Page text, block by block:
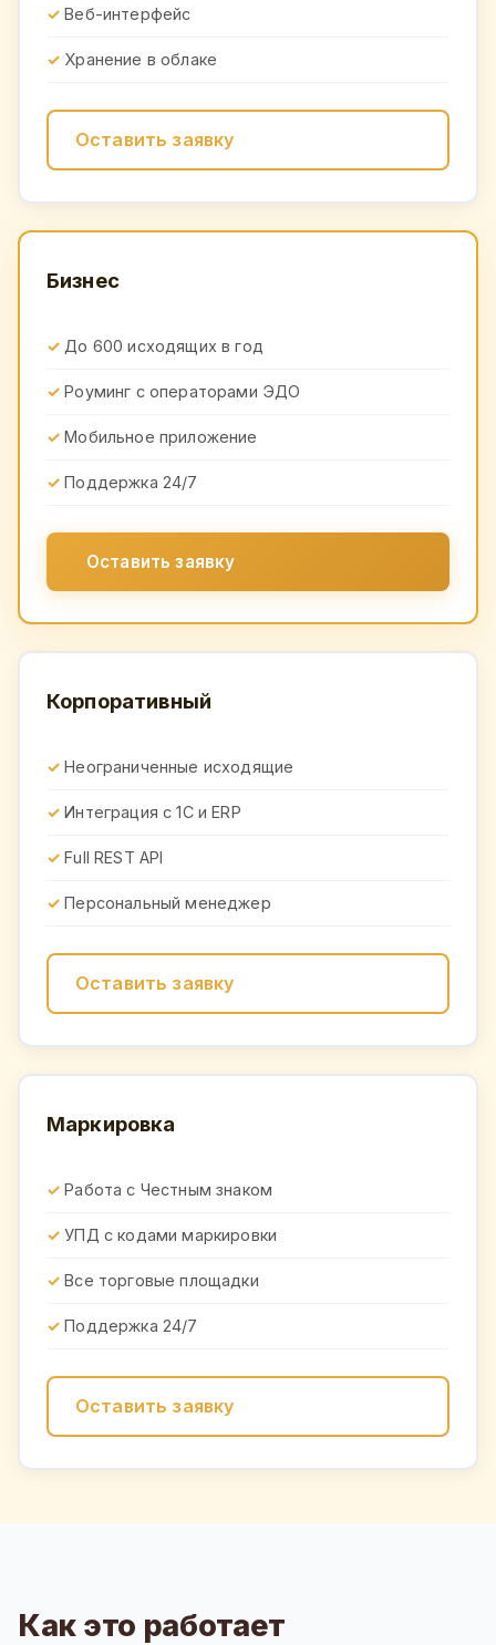
Веб-интерфейс
Хранение в облаке
Оставить заявку
Бизнес
До 600 исходящих в год
Роуминг с операторами ЭДО
Мобильное приложение
Поддержка 24/7
Оставить заявку
Корпоративный
Неограниченные исходящие
Интеграция с 1С и ERP
Full REST API
Персональный менеджер
Оставить заявку
Маркировка
Работа с Честным знаком
УПД с кодами маркировки
Все торговые площадки
Поддержка 24/7
Оставить заявку
Как это работает